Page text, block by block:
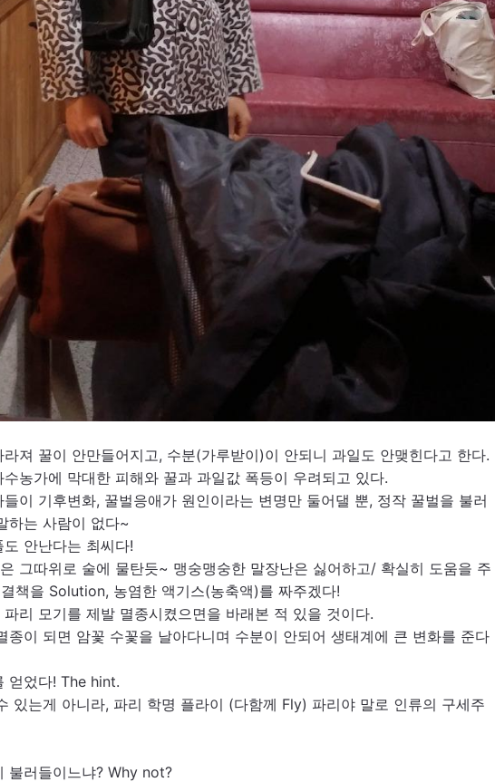
져 꿀이 안만들어지고, 수분(가루받이)이 안되니 과일도 안맺힌다고 한다.
농가에 막대한 피해와 꿀과 과일값 폭등이 우려되고 있다.
이 기후변화, 꿀벌응애가 원인이라는 변명만 둘어댈 뿐, 정작 꿀벌을 불러
하는 사람이 없다~
안난다는 최씨다!
그따위로 술에 물탄듯~ 맹숭맹숭한 말장난은 싫어하고/ 확실히 도움을 주
책을 Solution, 농염한 액기스(농축액)를 짜주겠다!
리 모기를 제발 멸종시켰으면을 바래본 적 있을 것이다.
종이 되면 암꽃 수꽃을 날아다니며 수분이 안되어 생태계에 큰 변화를 준다
얻었다! The hint.
있는게 아니라, 파리 학명 플라이 (다함께 Fly) 파리야 말로 인류의 구세주
불러들이느냐? Why not?